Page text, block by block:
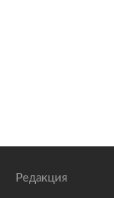
Редакция